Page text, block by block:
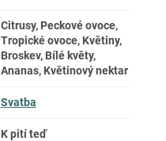
Citrusy, Peckové ovoce,
Tropické ovoce, Květiny,
Broskev, Bílé květy,
Ananas, Květinový nektar
Svatba
K pití teď